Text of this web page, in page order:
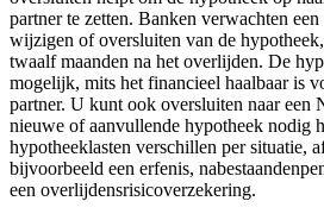
partner te zetten. Banken verwachten
wijzigen of oversluiten van de
twaalf maanden na het overlijden. De
mogelijk, mits het financieel haalbaar is
partner. U kunt ook oversluiten naar een
nieuwe of aanvullende hypotheek nodig
hypotheeklasten verschillen per situatie,
bijvoorbeeld een erfenis,
een overlijdensrisicoverzekering.